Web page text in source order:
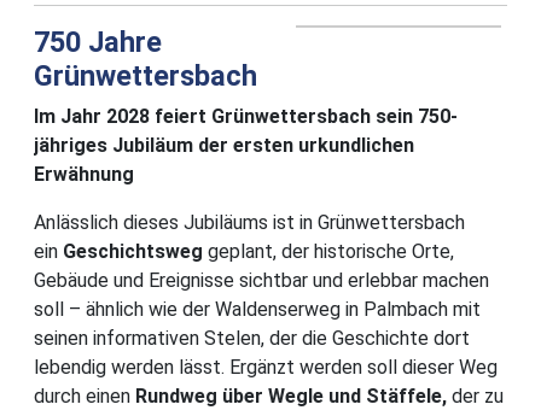
750 Jahre
Grünwettersbach
Im Jahr 2028 feiert Grünwettersbach sein 750-
jähriges Jubiläum der ersten urkundlichen
Erwähnung
Anlässlich dieses Jubiläums ist in Grünwettersbach
ein Geschichtsweg geplant, der historische Orte,
Gebäude und Ereignisse sichtbar und erlebbar machen
soll – ähnlich wie der Waldenserweg in Palmbach mit
seinen informativen Stelen, der die Geschichte dort
lebendig werden lässt. Ergänzt werden soll dieser Weg
durch einen Rundweg über Wegle und Stäffele, der zu